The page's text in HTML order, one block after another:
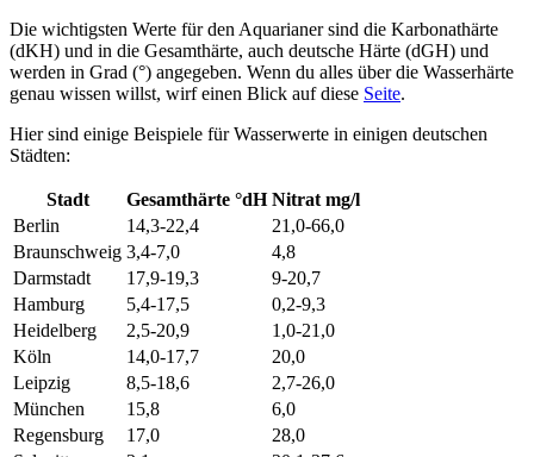
Die wichtigsten Werte für den Aquarianer sind die Karbonathärte
(dKH) und in die Gesamthärte, auch deutsche Härte (dGH) und
werden in Grad (°) angegeben. Wenn du alles über die Wasserhärte
genau wissen willst, wirf einen Blick auf diese Seite.
Hier sind einige Beispiele für Wasserwerte in einigen deutschen
Städten:
Stadt Gesamthärte °dH Nitrat mg/l
Berlin
14,3-22,4
21,0-66,0
Braunschweig 3,4-7,0
4,8
Darmstadt
17,9-19,3
9-20,7
Hamburg
5,4-17,5
0,2-9,3
Heidelberg
2,5-20,9
1,0-21,0
Köln
14,0-17,7
20,0
Leipzig
8,5-18,6
2,7-26,0
München
15,8
6,0
Regensburg
17,0
28,0